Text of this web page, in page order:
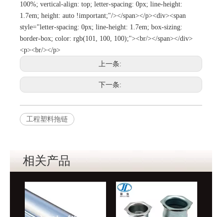
100%; vertical-align: top; letter-spacing: 0px; line-height:
1.7em; height: auto !important;"/></span></p><div><span
style="letter-spacing: 0px; line-height: 1.7em; box-sizing:
border-box; color: rgb(101, 100, 100);"><br/></span></div>
<p><br/></p>
上一条:
下一条:
工程塑料拖链
相关产品